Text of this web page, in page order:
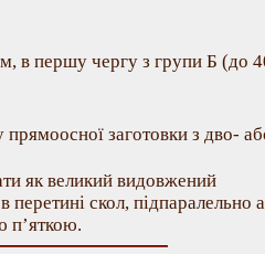
в першу чергу з групи Б (до
заготовки з дво-
як великий видовжений
скол, підпаралельно
п’яткою.